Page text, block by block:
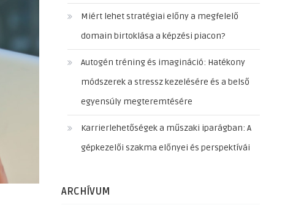
Miért lehet stratégiai előny a megfelelő
domain birtoklása a képzési piacon?
Autogén tréning és imagináció: Hatékony
módszerek a stressz kezelésére és a belső
egyensúly megteremtésére
Karrierlehetőségek a műszaki iparágban: A
gépkezelői szakma előnyei és perspektívái
ARCHÍVUM